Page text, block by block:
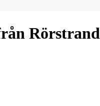
Rörstrand